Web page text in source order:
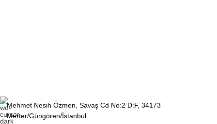
Mehmet Nesih Özmen, Savaş Cd No:2 D:F, 34173
Merter/Güngören/İstanbul